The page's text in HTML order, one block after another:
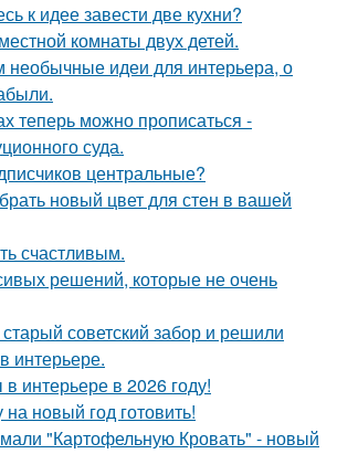
к идее завести две кухни?
комнаты двух детей.
идеи для интерьера, о
теперь можно прописаться -
суда.
центральные?
новый цвет для стен в вашей
счастливым.
решений, которые не очень
советский забор и решили
интерьере.
интерьере в 2026 году!
новый год готовить!
"Картофельную Кровать" - новый